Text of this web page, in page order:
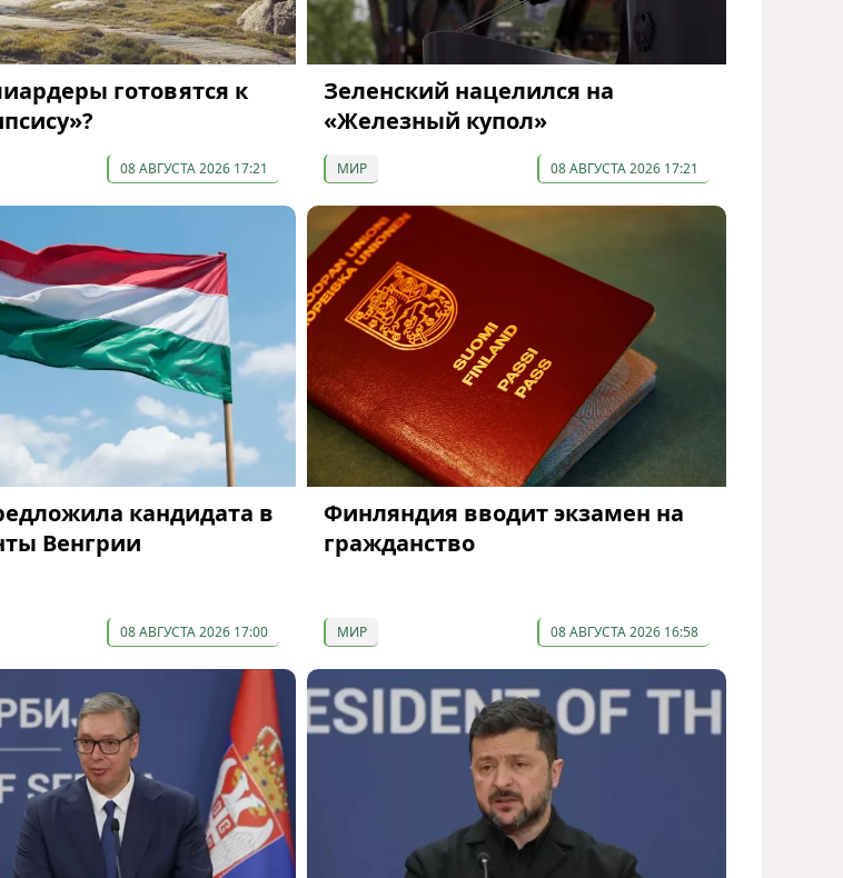
готовятся к
08 АВГУСТА 2026 17:21
Зеленский нацелился на
«Железный купол»
МИР 08 АВГУСТА 2026 17:21
кандидата в
Венгрии
08 АВГУСТА 2026 17:00
Финляндия вводит экзамен на
гражданство
МИР 08 АВГУСТА 2026 16:58